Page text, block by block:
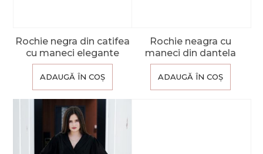
Rochie negra din catifea
cu maneci elegante
ADAUGĂ ÎN COȘ
Rochie neagra cu
maneci din dantela
ADAUGĂ ÎN COȘ